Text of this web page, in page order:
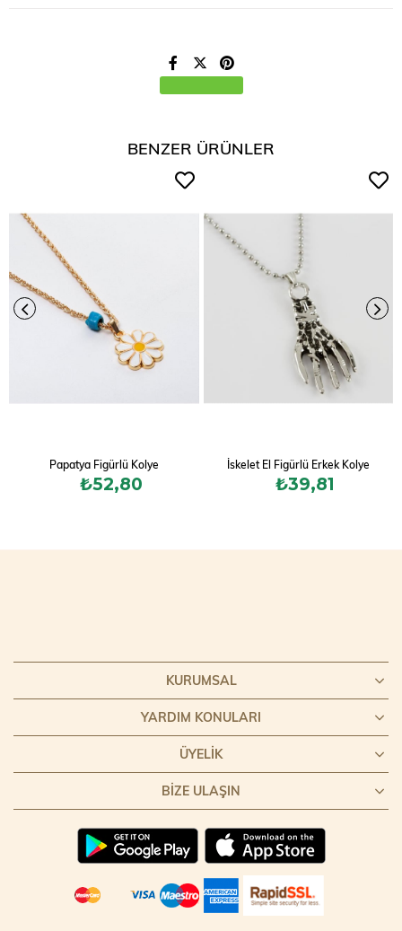
BENZER ÜRÜNLER
Papatya Figürlü Kolye
₺52,80
İskelet El Figürlü Erkek Kolye
₺39,81
KURUMSAL
YARDIM KONULARI
ÜYELIK
BIZE ULAŞIN